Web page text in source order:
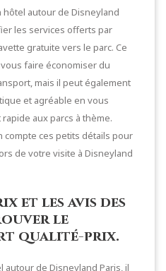
autour de Disneyland
les services offerts par
gratuite vers le parc. Ce
faire économiser du
mais il peut également
et agréable en vous
aux parcs à thème.
ces petits détails pour
de votre visite à Disneyland
et les avis des
le
qualité-prix.
de Disneyland Paris, il